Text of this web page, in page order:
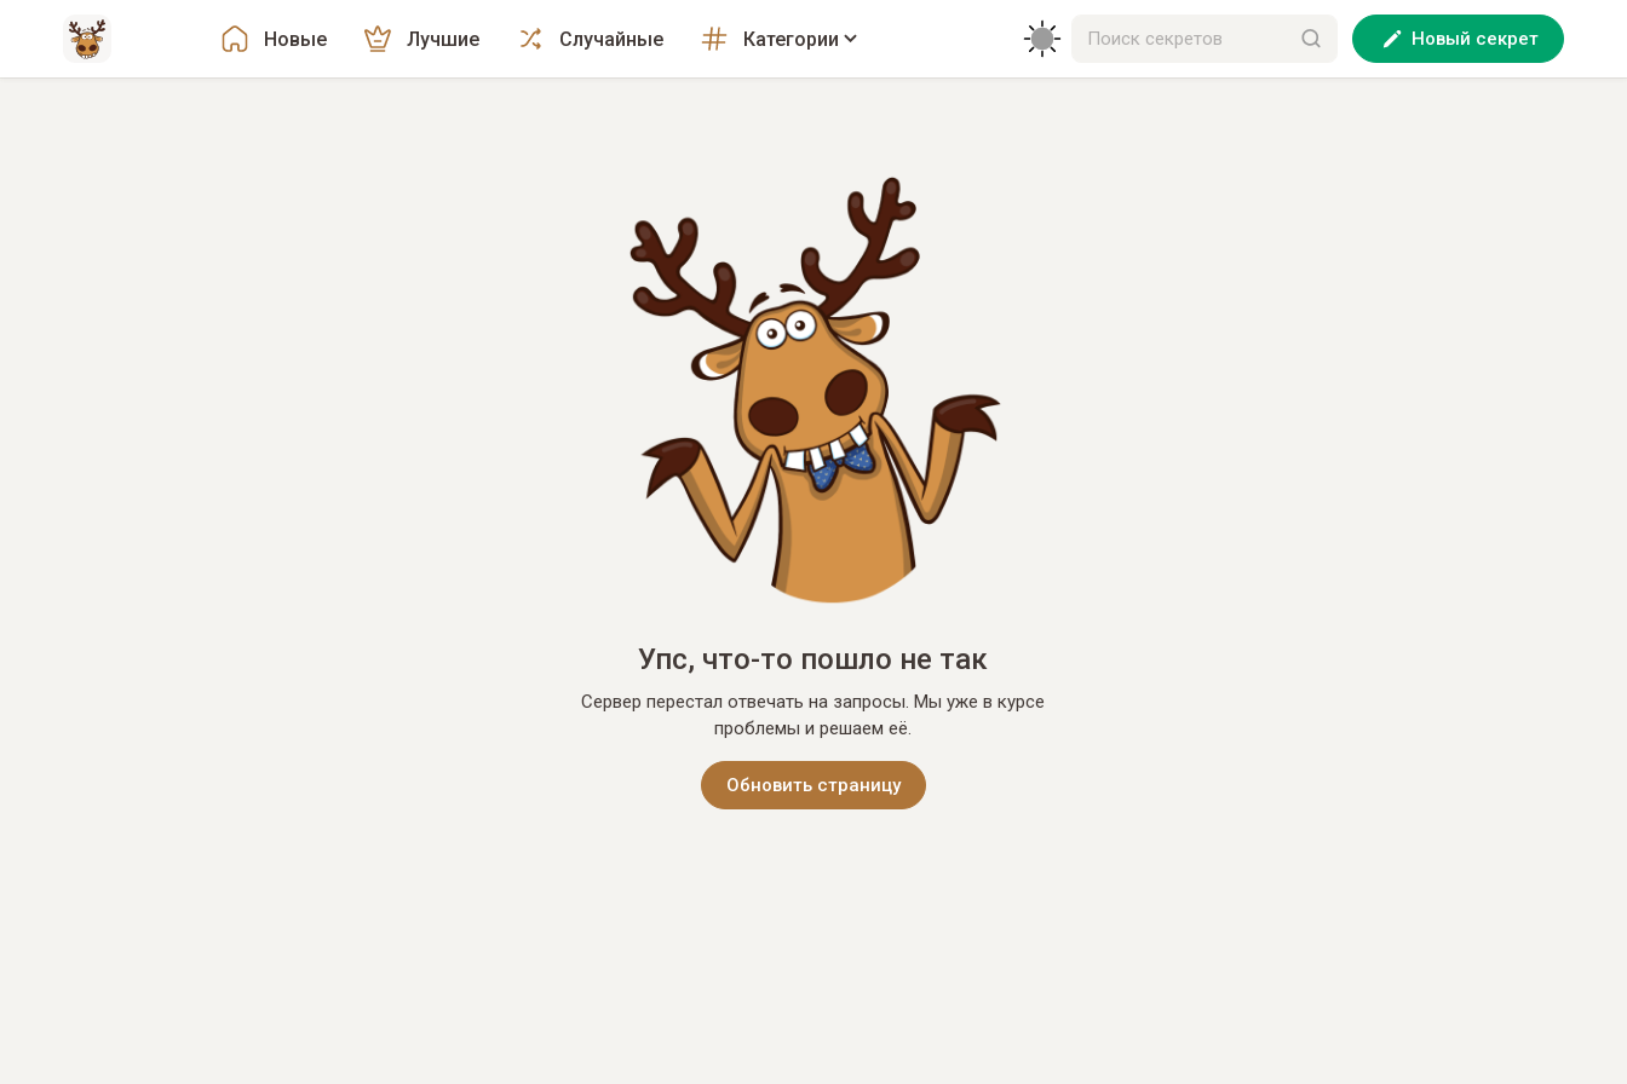
Новые Лучшие Случайные Категории Новый секрет
Упс, что-то пошло не так
Сервер перестал отвечать на запросы. Мы уже в курсе
проблемы и решаем её.
Обновить страницу